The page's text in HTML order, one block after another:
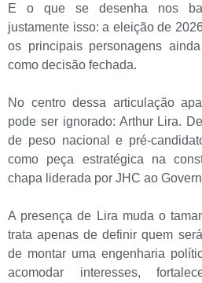
E o que se desenha nos
justamente isso: a eleição de
os principais personagens
como decisão fechada.
No centro dessa articulação
pode ser ignorado: Arthur Lira.
de peso nacional e pré-
como peça estratégica na
chapa liderada por JHC ao
A presença de Lira muda o
trata apenas de definir quem
de montar uma engenharia
acomodar interesses,